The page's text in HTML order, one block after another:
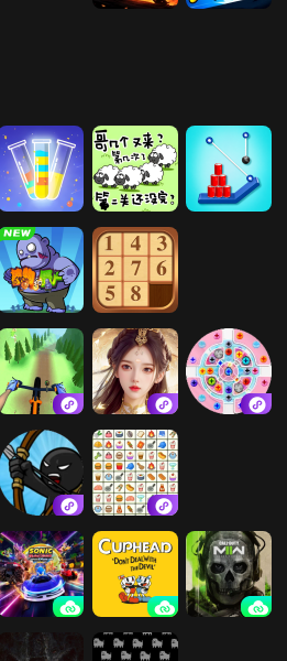
机长模拟器
超级马里奥兄
弟
倒水大师 咩了个咩
合成植物打僵
尸
数字华容道
自行车山路赛 青云诀
火柴人战争遗
产
看你连连消
索尼克赛车：
茶杯头-最后一